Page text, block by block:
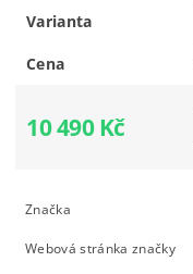
Varianta
Cena
10 490 Kč
Značka
Webová stránka značky